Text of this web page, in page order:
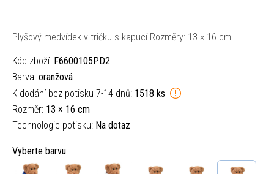
Plyšový medvídek v tričku s kapucí.Rozměry: 13 × 16 cm.
Kód zboží: F6600105PD2
Barva: oranžová
K dodání bez potisku 7-14 dnů: 1518 ks
Rozměr: 13 × 16 cm
Technologie potisku: Na dotaz
Vyberte barvu: